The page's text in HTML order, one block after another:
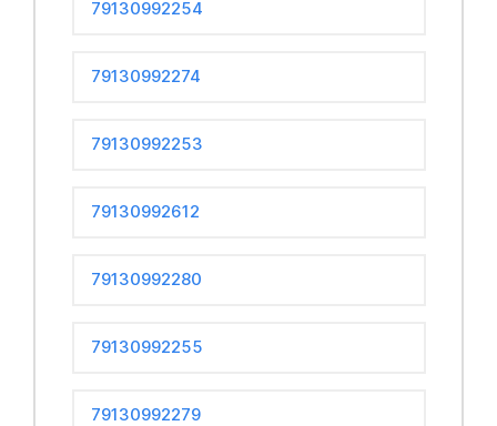
79130992254
79130992274
79130992253
79130992612
79130992280
79130992255
79130992279